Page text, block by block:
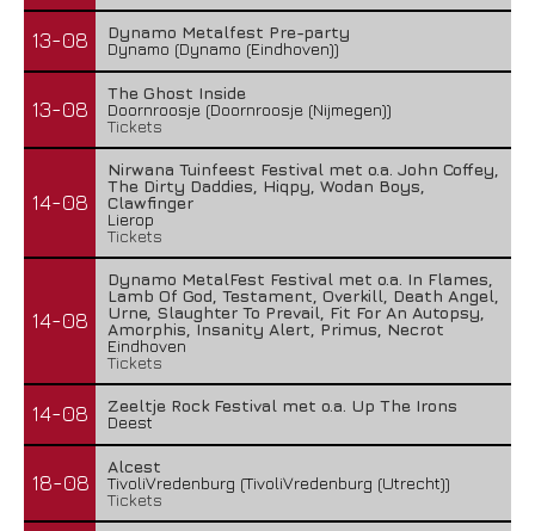
13-08
Dynamo Metalfest Pre-party
Dynamo (Dynamo (Eindhoven))
13-08
The Ghost Inside
Doornroosje (Doornroosje (Nijmegen))
Tickets
14-08
Nirwana Tuinfeest Festival met o.a. John Coffey,
The Dirty Daddies, Hiqpy, Wodan Boys,
Clawfinger
Lierop
Tickets
14-08
Dynamo MetalFest Festival met o.a. In Flames,
Lamb Of God, Testament, Overkill, Death Angel,
Urne, Slaughter To Prevail, Fit For An Autopsy,
Amorphis, Insanity Alert, Primus, Necrot
Eindhoven
Tickets
14-08
Zeeltje Rock Festival met o.a. Up The Irons
Deest
18-08
Alcest
TivoliVredenburg (TivoliVredenburg (Utrecht))
Tickets